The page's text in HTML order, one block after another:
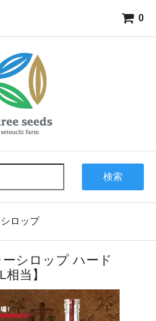
0
検索
ロップ
シロップ ハード
当】